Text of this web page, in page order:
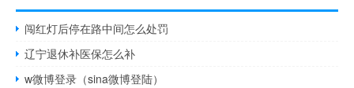
闯红灯后停在路中间怎么处罚
辽宁退休补医保怎么补
w微博登录（sina微博登陆）